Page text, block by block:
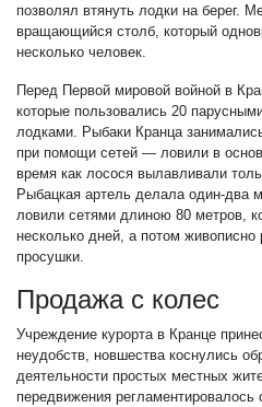
позволял втянуть лодки на берег.
вращающийся столб, который
несколько человек.
Перед Первой мировой войной в
которые пользовались 20
лодками. Рыбаки Кранца
при помощи сетей — ловили в
время как лосося вылавливали
Рыбацкая артель делала один-два
ловили сетями длиною 80 метров,
несколько дней, а потом
просушки.
Продажа с колес
Учреждение курорта в Кранце
неудобств, новшества коснулись
деятельности простых местных
передвижения регламентировалось